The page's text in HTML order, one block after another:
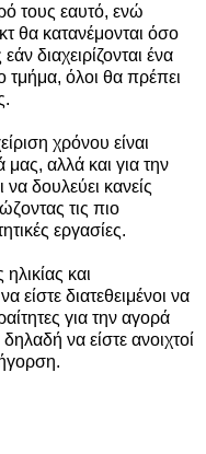
τους εαυτό, ενώ
θα κατανέμονται όσο
διαχειρίζονται ένα
τμήμα, όλοι θα πρέπει
χρόνου είναι
αλλά και για την
δουλεύει κανείς
τις πιο
εργασίες.
και
είστε διατεθειμένοι να
για την αγορά
να είστε ανοιχτοί